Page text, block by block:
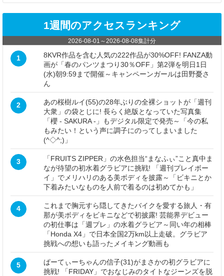
1週間のアクセスランキング
2026-08-01 ～2026-08-08集計分
1
8KVR作品を含む人気の222作品が30%OFF! FANZA動
画が「春のパンツまつり30％OFF」第2弾を明日1日
(水)朝9:59まで開催～キャンペーンガールは田野憂さ
ん
2
あの桜樹ルイ(55)の28年ぶりの全裸ショットが「週刊
大衆」の袋とじに! 長らく絶版となっていた写真集
「櫻 - SAKURA -」もデジタル限定で発売～「今の私
もみたい！という声に調子にのってしまいました
(^◇^;)」
3
「FRUITS ZIPPER」の水色担当“まなふぃ”こと真中ま
なが待望の初水着グラビアに挑戦! 「週刊プレイボー
イ」でメリハリのある美ボディを披露～「ビキニとか
下着みたいなものを人前で着るのは初めてかも」
4
これまで胸元すら隠してきたバイクを愛する旅人・有
那が美ボディをビキニなどで初披露! 芸能界デビュー
の初仕事は「週プレ」の水着グラビア～同い年の相棒
「Honda X4」で日本全国2万km以上走破。グラビア
挑戦への想いも語ったメイキング動画も
5
ぱーてぃーちゃんの信子(31)がまさかの初グラビアに
挑戦! 「FRIDAY」でおなじみのタイトなジーンズを脱